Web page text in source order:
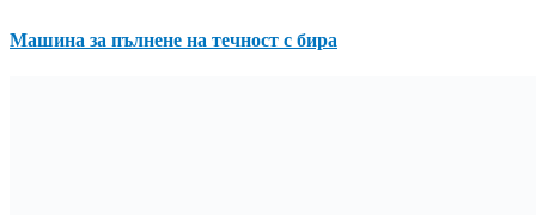
Машина за пълнене на течност с бира